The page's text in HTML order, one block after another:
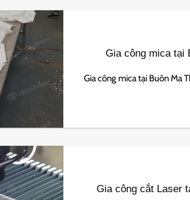
Gia công mica tại
Gia công mica tại Buôn Ma
Gia công cắt Laser